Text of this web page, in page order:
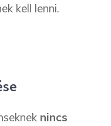
kell lenni.
nincs